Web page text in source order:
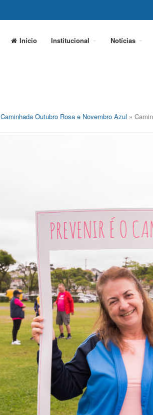
Início Institucional Notícias
Caminhada Outubro Rosa e Novembro Azul »